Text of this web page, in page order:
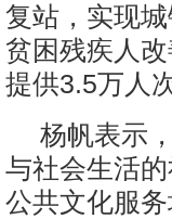
复站，实现
贫困残疾人
提供3.5万人
杨帆表示
与社会生活
公共文化服